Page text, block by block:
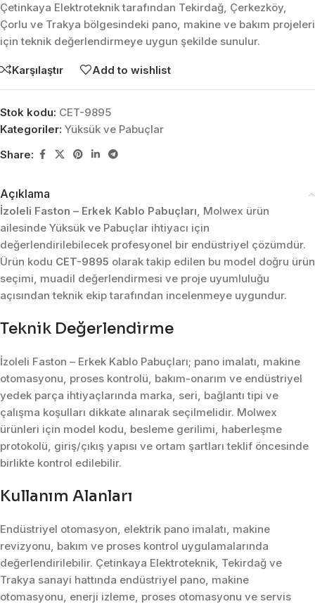
Çetinkaya Elektroteknik tarafından Tekirdağ, Çerkezköy,
Çorlu ve Trakya bölgesindeki pano, makine ve bakım projeleri
için teknik değerlendirmeye uygun şekilde sunulur.
Karşılaştır Add to wishlist
Stok kodu: CET-9895
Kategoriler: Yüksük ve Pabuçlar
Share:
Açıklama
İzoleli Faston – Erkek Kablo Pabuçları, Molwex ürün
ailesinde Yüksük ve Pabuçlar ihtiyacı için
değerlendirilebilecek profesyonel bir endüstriyel çözümdür.
Ürün kodu CET-9895 olarak takip edilen bu model doğru ürün
seçimi, muadil değerlendirmesi ve proje uyumluluğu
açısından teknik ekip tarafından incelenmeye uygundur.
Teknik Değerlendirme
İzoleli Faston – Erkek Kablo Pabuçları; pano imalatı, makine
otomasyonu, proses kontrolü, bakım-onarım ve endüstriyel
yedek parça ihtiyaçlarında marka, seri, bağlantı tipi ve
çalışma koşulları dikkate alınarak seçilmelidir. Molwex
ürünleri için model kodu, besleme gerilimi, haberleşme
protokolü, giriş/çıkış yapısı ve ortam şartları teklif öncesinde
birlikte kontrol edilebilir.
Kullanım Alanları
Endüstriyel otomasyon, elektrik pano imalatı, makine
revizyonu, bakım ve proses kontrol uygulamalarında
değerlendirilebilir. Çetinkaya Elektroteknik, Tekirdağ ve
Trakya sanayi hattında endüstriyel pano, makine
otomasyonu, enerji izleme, proses otomasyonu ve servis